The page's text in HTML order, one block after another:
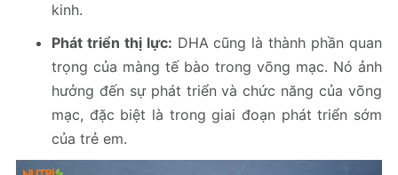
kinh.
Phát triển thị lực: DHA cũng là thành phần quan
trọng của màng tế bào trong võng mạc. Nó ảnh
hưởng đến sự phát triển và chức năng của võng
mạc, đặc biệt là trong giai đoạn phát triển sớm
của trẻ em.